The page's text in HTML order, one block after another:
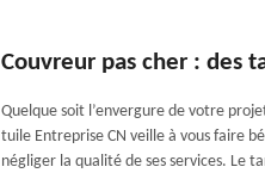
Couvreur pas cher : des
Quelque soit l’envergure de votre
tuile Entreprise CN veille à vous faire
négliger la qualité de ses services. Le